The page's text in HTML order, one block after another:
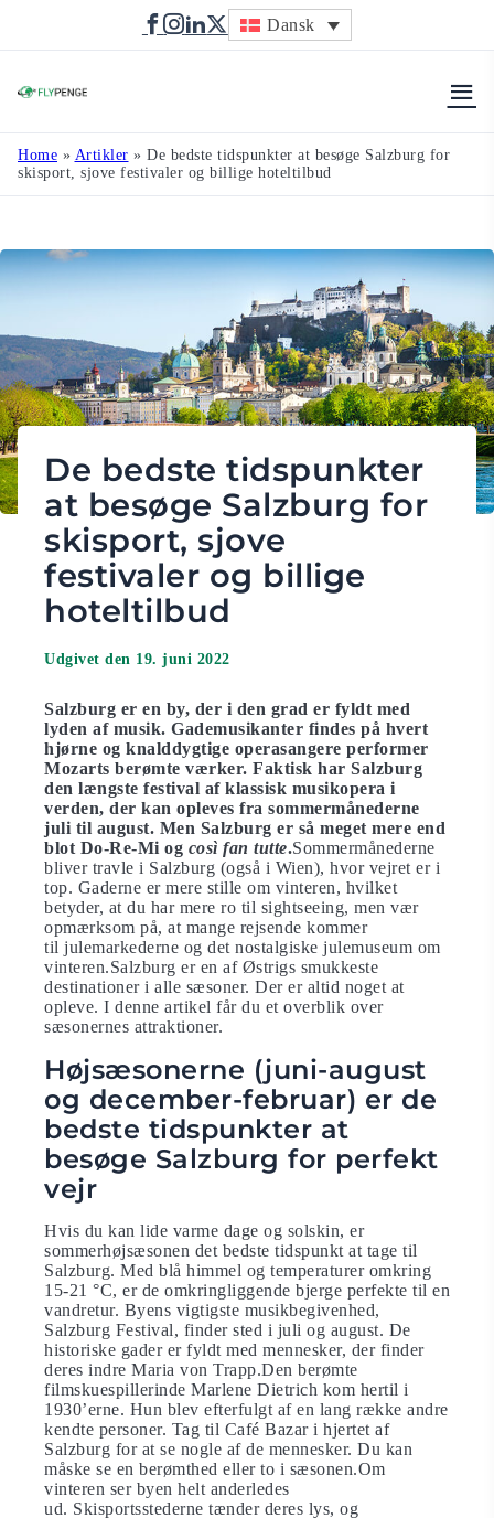
Dansk
Home » Artikler » De bedste tidspunkter at besøge Salzburg for
skisport, sjove festivaler og billige hoteltilbud
De bedste tidspunkter
at besøge Salzburg for
skisport, sjove
festivaler og billige
hoteltilbud
Udgivet den 19. juni 2022
Salzburg er en by, der i den grad er fyldt med
lyden af ​​musik. Gademusikanter findes på hvert
hjørne og knalddygtige operasangere performer
Mozarts berømte værker. Faktisk har Salzburg
den længste festival af klassisk musikopera i
verden, der kan opleves fra sommermånederne
juli til august. Men Salzburg er så meget mere end
blot Do-Re-Mi og così fan tutte.Sommermånederne
bliver travle i Salzburg (også i Wien), hvor vejret er i
top. Gaderne er mere stille om vinteren, hvilket
betyder, at du har mere ro til sightseeing, men vær
opmærksom på, at mange rejsende kommer
til julemarkederne og det nostalgiske julemuseum om
vinteren.Salzburg er en af ​​Østrigs smukkeste
destinationer i alle sæsoner. Der er altid noget at
opleve. I denne artikel får du et overblik over
sæsonernes attraktioner.
Højsæsonerne (juni-august
og december-februar) er de
bedste tidspunkter at
besøge Salzburg for perfekt
vejr
Hvis du kan lide varme dage og solskin, er
sommerhøjsæsonen det bedste tidspunkt at tage til
Salzburg. Med blå himmel og temperaturer omkring
15-21 °C, er de omkringliggende bjerge perfekte til en
vandretur. Byens vigtigste musikbegivenhed,
Salzburg Festival, finder sted i juli og august. De
historiske gader er fyldt med mennesker, der finder
deres indre Maria von Trapp.Den berømte
filmskuespillerinde Marlene Dietrich kom hertil i
1930’erne. Hun blev efterfulgt af en lang række andre
kendte personer. Tag til Café Bazar i hjertet af
Salzburg for at se nogle af de mennesker. Du kan
måske se en berømthed eller to i sæsonen.Om
vinteren ser byen helt anderledes
ud. Skisportsstederne tænder deres lys, og